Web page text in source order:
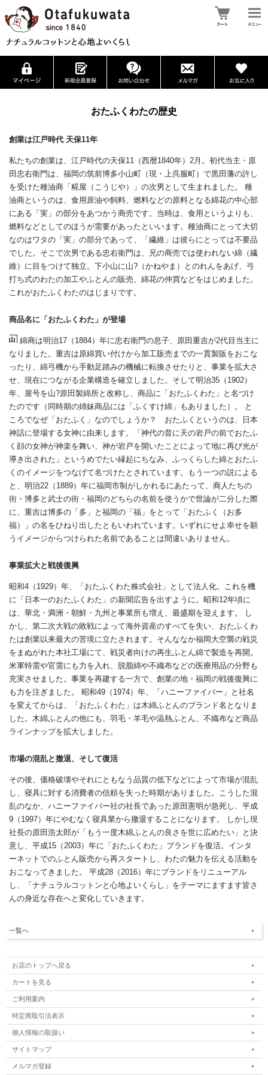
おたふくわたの歴史
創業は江戸時代 天保11年
私たちの創業は、江戸時代の天保11（西暦1840年）2月。初代当主・原
田忠右衛門は、福岡の筑前博多小山町（現・上呉服町）で黒田藩の許し
を受けた種油商「糀屋（こうじや）」の次男として生まれました。 種
油商というのは、食用原油や飼料、燃料などの原料となる綿花の中心部
にある「実」の部分をあつかう商売です。当時は、食用というよりも、
燃料などとしてのほうが需要があったといいます。種油商にとって大切
なのはワタの「実」の部分であって、「繊維」は彼らにとっては不要品
でした。そこで次男である忠右衛門は、兄の商売では使われない綿（繊
維）に目をつけて独立。下小山に山?（かねやま）とのれんをあげ、弓
打ち式のわたの加工やふとんの販売、綿花の仲買などをはじめました。
これがおたふくわたのはじまりです。
商品名に「おたふくわた」が登場
綿商は明治17（1884）年に忠右衛門の息子、原田重吉が2代目当主に
なりました。重吉は原綿買い付けから加工販売までの一貫製販をおこな
ったり、綿弓機から手動足踏みの機械に転換させたりと、事業を拡大さ
せ、現在につながる企業構造を確立しました。そして明治35（1902）
年、屋号を山?原田製綿所と改称し、商品に「おたふくわた」と名づけ
たのです（同時期の姉妹商品には「ふくすけ綿」もありました）。 と
ころでなぜ「おたふく」なのでしょうか？ おたふくというのは、日本
神話に登場する女神に由来します。「神代の昔に天の岩戸の前でおたふ
く顔の女神が神楽を舞い、神が岩戸を開いたことによって地に再び光が
導き出された」というめでたい縁起にちなみ、ふっくらした綿とおたふ
くのイメージをつなげて名づけたとされています。もう一つの説による
と、明治22（1889）年に福岡市制がしかれるにあたって、商人たちの
街・博多と武士の街・福岡のどちらの名前を使うかで世論が二分した際
に、重吉は博多の「多」と福岡の「福」をとって「おたふく（お多
福）」の名をひねり出したともいわれています。いずれにせよ幸せを願
うイメージからつけられた名前であることは間違いありません。
事業拡大と戦後復興
昭和4（1929）年、「おたふくわた株式会社」として法人化。これを機
に「日本一のおたふくわた」の新聞広告を出すように。昭和12年頃に
は、華北・満洲・朝鮮・九州と事業所も増え、最盛期を迎えます。 し
かし、第二次大戦の敗戦によって海外資産のすべてを失い、おたふくわ
たは創業以来最大の苦境に立たされます。そんななか福岡大空襲の戦災
をまぬがれた本社工場にて、戦災者向けの再生ふとん綿で製造を再開。
米軍特需や官需にも力を入れ、脱脂綿や不織布などの医療用品の分野も
充実させました。事業を再建する一方で、創業の地・福岡の戦後復興に
も力を注ぎました。 昭和49（1974）年、「ハニーファイバー」と社名
を変えてからは、「おたふくわた」は木綿ふとんのブランド名となりま
した。木綿ふとんの他にも、羽毛・羊毛や温熱ふとん、不織布など商品
ラインナップを拡大しました。
市場の混乱と撤退、そして復活
その後、価格破壊やそれにともなう品質の低下などによって市場が混乱
し、寝具に対する消費者の信頼を失った時期がありました。こうした混
乱のなか、ハニーファイバー社の社長であった原田憲明が急死し、平成
9（1997）年にやむなく寝具業から撤退することになります。 しかし現
社長の原田浩太郎が「もう一度木綿ふとんの良さを世に広めたい」と決
意し、平成15（2003）年に「おたふくわた」ブランドを復活。インタ
ーネットでのふとん販売から再スタートし、わたの魅力を伝える活動を
おこなってきました。 平成28（2016）年にブランドをリニューアル
し、「ナチュラルコットンと心地よいくらし」をテーマにますます皆さ
んの身近な存在へと変化していきます。
一覧へ
お店のトップへ戻る
カートを見る
ご利用案内
特定商取引法表示
個人情報の取扱い
サイトマップ
メルマガ登録